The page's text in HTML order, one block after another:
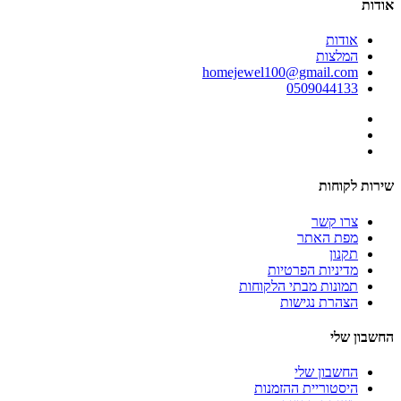
אודות
אודות
המלצות
homejewel100@gmail.com
0509044133
שירות לקוחות
צרו קשר
מפת האתר
תקנון
מדיניות הפרטיות
תמונות מבתי הלקוחות
הצהרת נגישות
החשבון שלי
החשבון שלי
היסטוריית ההזמנות